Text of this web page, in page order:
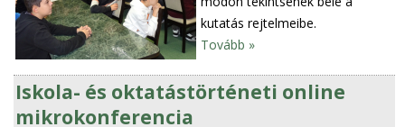
kutatás rejtelmeibe.
Tovább »
Iskola- és oktatástörténeti online
mikrokonferencia